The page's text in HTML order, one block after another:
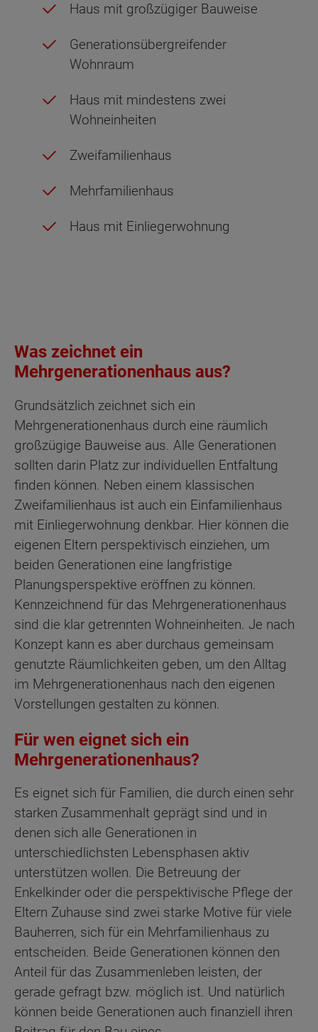
Haus mit großzügiger Bauweise
Generationsübergreifender
Wohnraum
Haus mit mindestens zwei
Wohneinheiten
Zweifamilienhaus
Mehrfamilienhaus
Haus mit Einliegerwohnung
Was zeichnet ein
Mehrgenerationenhaus aus?
Grundsätzlich zeichnet sich ein
Mehrgenerationenhaus durch eine räumlich
großzügige Bauweise aus. Alle Generationen
sollten darin Platz zur individuellen Entfaltung
finden können. Neben einem klassischen
Zweifamilienhaus ist auch ein Einfamilienhaus
mit Einliegerwohnung denkbar. Hier können die
eigenen Eltern perspektivisch einziehen, um
beiden Generationen eine langfristige
Planungsperspektive eröffnen zu können.
Kennzeichnend für das Mehrgenerationenhaus
sind die klar getrennten Wohneinheiten. Je nach
Konzept kann es aber durchaus gemeinsam
genutzte Räumlichkeiten geben, um den Alltag
im Mehrgenerationenhaus nach den eigenen
Vorstellungen gestalten zu können.
Für wen eignet sich ein
Mehrgenerationenhaus?
Es eignet sich für Familien, die durch einen sehr
starken Zusammenhalt geprägt sind und in
denen sich alle Generationen in
unterschiedlichsten Lebensphasen aktiv
unterstützen wollen. Die Betreuung der
Enkelkinder oder die perspektivische Pflege der
Eltern Zuhause sind zwei starke Motive für viele
Bauherren, sich für ein Mehrfamilienhaus zu
entscheiden. Beide Generationen können den
Anteil für das Zusammenleben leisten, der
gerade gefragt bzw. möglich ist. Und natürlich
können beide Generationen auch finanziell ihren